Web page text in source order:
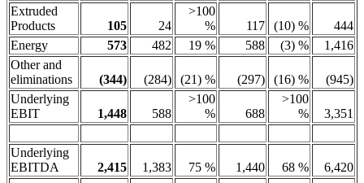
Extruded
Products
105 24
>100
%
117 (10) %
444
Energy
573 482 19 % 588 (3) %
1,416
Other and
eliminations
(344) (284) (21) % (297) (16) %
(945)
Underlying
EBIT
1,448 588
>100
%
688
>100
%
3,351
Underlying
EBITDA
2,415 1,383 75 % 1,440 68 % 6,420